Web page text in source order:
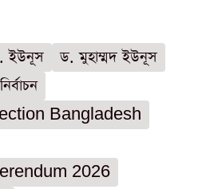
ইউনূস
ড. মুহাম্মদ ইউনূস
Bangladesh
2026